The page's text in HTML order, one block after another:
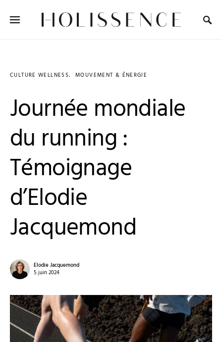
CULTURE WELLNESS MOUVEMENT & ÉNERGIE
Journée mondiale
du running :
Témoignage
d’Elodie
Jacquemond
Elodie Jacquemond
5 juin 2024